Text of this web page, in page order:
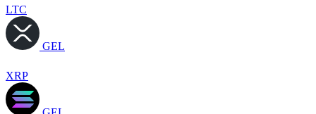
LTC
GEL
XRP